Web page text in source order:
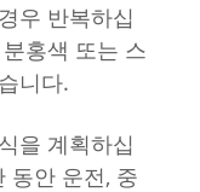
우 반복하십
홍색 또는 스
니다.
을 계획하십
동안 운전, 중